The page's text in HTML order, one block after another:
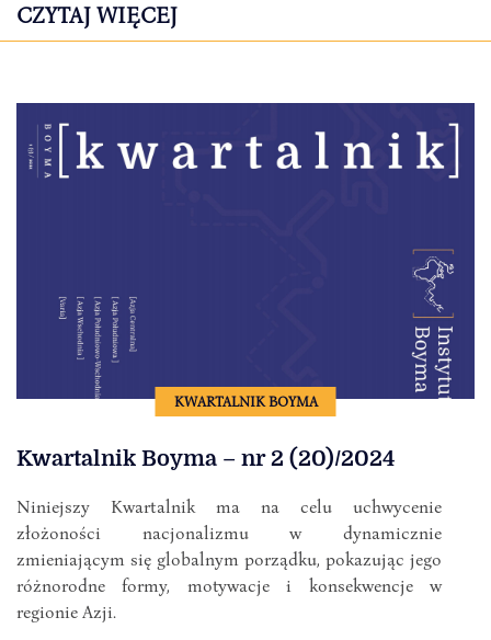
CZYTAJ WIĘCEJ
KWARTALNIK BOYMA
Kwartalnik Boyma – nr 2 (20)/2024
Niniejszy Kwartalnik ma na celu uchwycenie
złożoności nacjonalizmu w dynamicznie
zmieniającym się globalnym porządku, pokazując jego
różnorodne formy, motywacje i konsekwencje w
regionie Azji.